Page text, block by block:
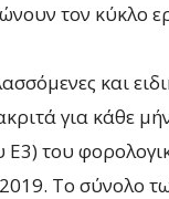
τον κύκλο
και
για κάθε
του
Το σύνολο